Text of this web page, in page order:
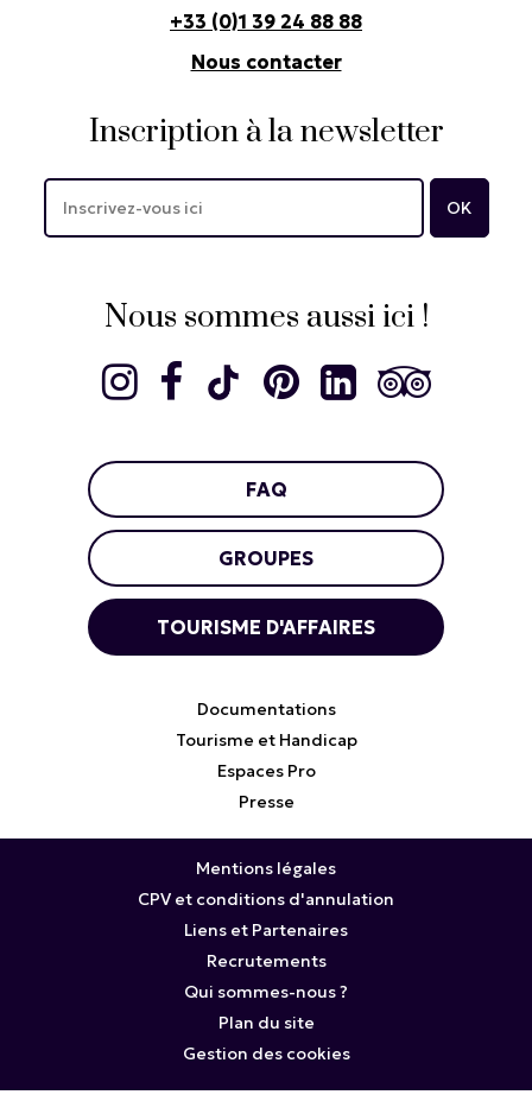
+33 (0)1 39 24 88 88
Nous contacter
Inscription à la newsletter
Nous sommes aussi ici !
FAQ
GROUPES
TOURISME D'AFFAIRES
Documentations
Tourisme et Handicap
Espaces Pro
Presse
Mentions légales
CPV et conditions d'annulation
Liens et Partenaires
Recrutements
Qui sommes-nous ?
Plan du site
Gestion des cookies